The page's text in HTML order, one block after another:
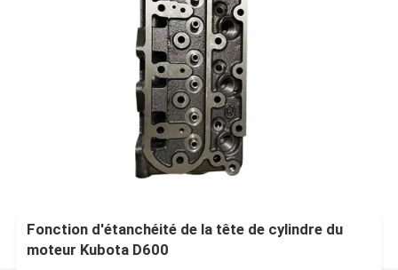
Fonction d'étanchéité de la tête de cylindre du
moteur Kubota D600